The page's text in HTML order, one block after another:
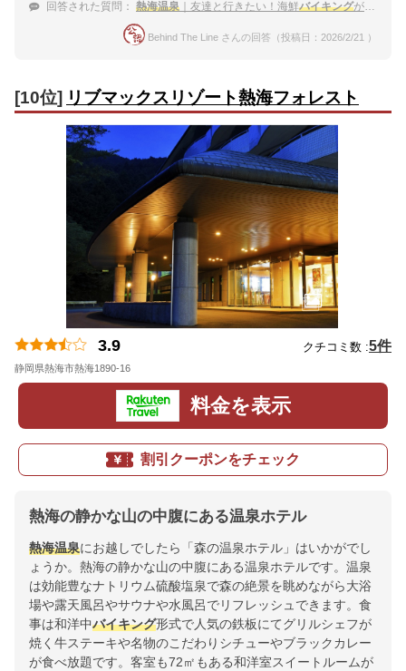
回答された質問： 熱海温泉 ｜友達と行きたい！海鮮バイキングが食べられる宿のおすすめは？
Behind The Line さんの回答（投稿日：2026/2/21 ）
[10位] リブマックスリゾート熱海フォレスト
3.9 クチコミ数 :5件
静岡県熱海市熱海1890-16
料金を表示
割引クーポンをチェック
熱海の静かな山の中腹にある温泉ホテル
熱海温泉にお越しでしたら「森の温泉ホテル」はいかがでし
ょうか。熱海の静かな山の中腹にある温泉ホテルです。温泉
は効能豊なナトリウム硫酸塩泉で森の絶景を眺めながら大浴
場や露天風呂やサウナや水風呂でリフレッシュできます。食
事は和洋中バイキング形式で人気の鉄板にてグリルシェフが
焼く牛ステーキや名物のこだわりシチューやブラックカレー
が食べ放題です。客室も72㎡もある和洋室スイートルームが